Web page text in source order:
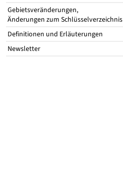
Gebietsveränderungen,
Änderungen zum Schlüsselverzeichnis
Definitionen und Erläuterungen
Newsletter